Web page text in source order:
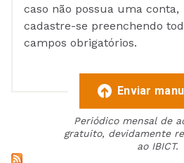
caso não possua uma conta,
cadastre-se preenchendo
campos obrigatórios.
Enviar
Periódico mensal de
gratuito, devidamente
ao IBICT.